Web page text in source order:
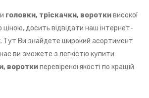
головки, тріскачки, вороткивисокої
досить відвідати наш інтернет-
Тут Ви знайдете широкий асортимент
нас ви зможете з легкістю купити
вороткиперевіреної якості по кращій